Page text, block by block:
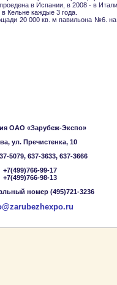
в Испании, в 2008 - в
Кельне каждые 3 года.
20 000 кв. м павильона №6.
ОАО «Зарубеж-Экспо»
ул. Пречистенка, 10
5079, 637-3633, 637-3666
+7(499)766-99-17
+7(499)766-98-13
номер (495)721-3236